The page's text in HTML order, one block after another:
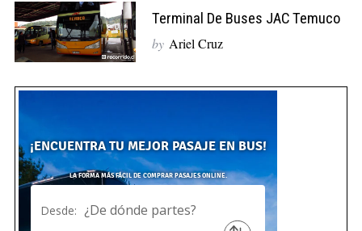
Terminal De Buses JAC Temuco
by Ariel Cruz